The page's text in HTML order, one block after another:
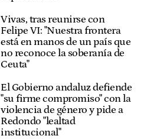
Vivas, tras reunirse con
Felipe VI: "Nuestra frontera
está en manos de un país que
no reconoce la soberanía de
Ceuta"
El Gobierno andaluz defiende
"su firme compromiso" con la
violencia de género y pide a
Redondo "lealtad
institucional"